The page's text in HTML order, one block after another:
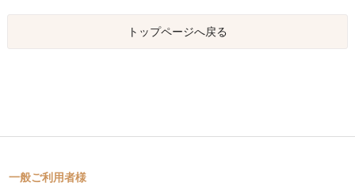
トップページへ戻る
一般ご利用者様